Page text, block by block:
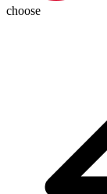
choose